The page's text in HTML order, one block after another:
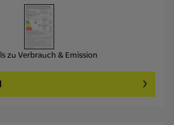
zu Verbrauch & Emission